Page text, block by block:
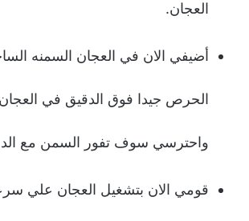
العجان.
أضيفي الان في العجان السمنه
الحرص جيدا فوق الدقيق في
واحترسي سوف تفور السمن مع
قومي الان بتشغيل العجان علي